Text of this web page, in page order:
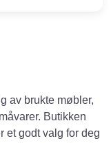
av brukte møbler,
Butikken
et godt valg for deg